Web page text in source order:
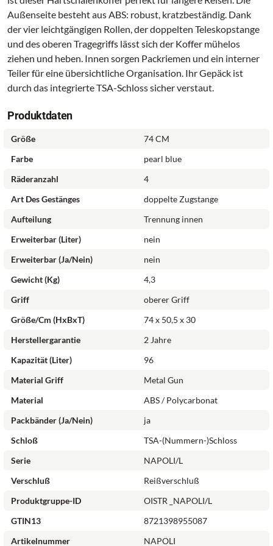
Außenseite besteht aus ABS: robust, kratzbeständig. Dank
der vier leichtgängigen Rollen, der doppelten Teleskopstange
und des oberen Tragegriffs lässt sich der Koffer mühelos
ziehen und heben. Innen sorgen Packriemen und ein interner
Teiler für eine übersichtliche Organisation. Ihr Gepäck ist
durch das integrierte TSA-Schloss sicher verstaut.
Produktdaten
Größe
74 CM
Farbe
pearl blue
Räderanzahl
4
Art Des Gestänges
doppelte Zugstange
Aufteilung
Trennung innen
Erweiterbar (Liter)
nein
Erweiterbar (ja/nein)
nein
Gewicht (kg)
4,3
Griff
oberer Griff
Größe/cm (HxBxT)
74 x 50,5 x 30
Herstellergarantie
2 Jahre
Kapazität (Liter)
96
Material Griff
Metal Gun
Material
ABS / Polycarbonat
Packbänder (ja/nein)
ja
Schloß
TSA-(Nummern-)Schloss
Serie
NAPOLI/L
Verschluß
Reißverschluß
Produktgruppe-ID
OISTR _NAPOLI/L
GTIN13
8721398955087
Artikelnummer
NAPOLI